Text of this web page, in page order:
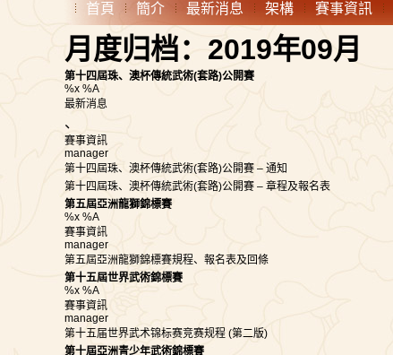
首頁 簡介 最新消息 架構 賽事資訊
月度归档：2019年09月
第十四屆珠、澳杯傳統武術(套路)公開賽
%x %A
最新消息
、
賽事資訊
manager
第十四屆珠、澳杯傳統武術(套路)公開賽 – 通知
第十四屆珠、澳杯傳統武術(套路)公開賽 – 章程及報名表
第五屆亞洲龍獅錦標賽
%x %A
賽事資訊
manager
第五屆亞洲龍獅錦標賽規程、報名表及回條
第十五屆世界武術錦標賽
%x %A
賽事資訊
manager
第十五届世界武术锦标赛竞赛规程 (第二版)
第十屆亞洲青少年武術錦標賽